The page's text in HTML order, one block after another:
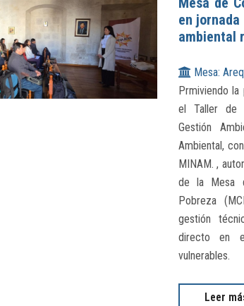
en
ambiental
Mesa:
Prmiviendo
el Taller de
Gestión
Ambiental,
MINAM. ,
de la Mesa
Pobreza
gestión
directo en
vulnerables.
Leer